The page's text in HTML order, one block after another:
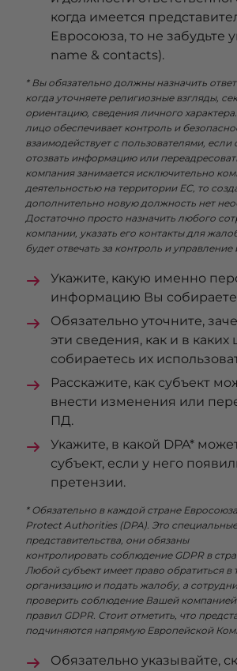
когда имеется
Евросоюза, то не забудьте
name & contacts).
* Вы обязательно должны назначить
когда уточняете религиозные взгляды,
ориентацию, сведения личного
лицо обеспечивает контроль и
взаимодействует с пользователями,
отозвать информацию или
компания занимается исключительно
деятельностью на территории ЕС, то
дополнительно новую должность нет
Достаточно просто назначить любого
компании, указать его контакты для
будет отвечать за контроль и
Укажите, какую именно
информацию Вы
Обязательно уточните,
эти сведения, как и в каких
собираетесь их
Расскажите, как субъект
внести изменения или
ПД.
Укажите, в какой DPA*
субъект, если у него
претензии.
* Обязательно в каждой стране
Protect Authorities (DPA). Это специальные
представительства, они обязаны
контролировать соблюдение GDPR в
Любой субъект имеет право обратиться в
организацию и подать жалобу, а
проверить соблюдение Вашей
правил GDPR. Стоит отметить, что
подчиняются напрямую Европейской
Обязательно указывайте,